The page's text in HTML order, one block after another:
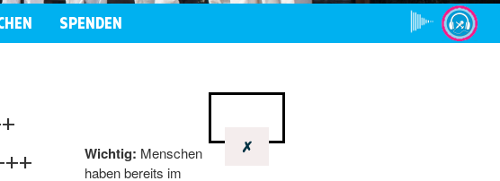
SPENDEN
✗
Wichtig: Menschen
haben bereits im